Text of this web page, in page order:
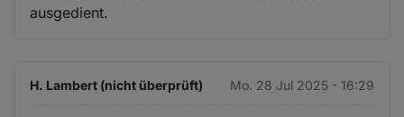
ausgedient.
H. Lambert (nicht überprüft) Mo. 28 Jul 2025 - 16:29